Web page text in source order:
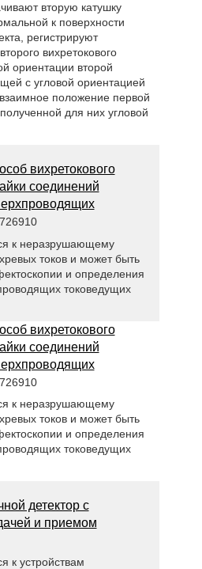
вторую катушку
к поверхности
регистрируют
вихретокового
ориентации второй
с угловой ориентацией
положение первой
для них угловой
вихретокового
соединений
к неразрушающему
токов и может быть
и определения
токоведущих
вихретокового
соединений
к неразрушающему
токов и может быть
и определения
токоведущих
детектор с
и приемом
к устройствам